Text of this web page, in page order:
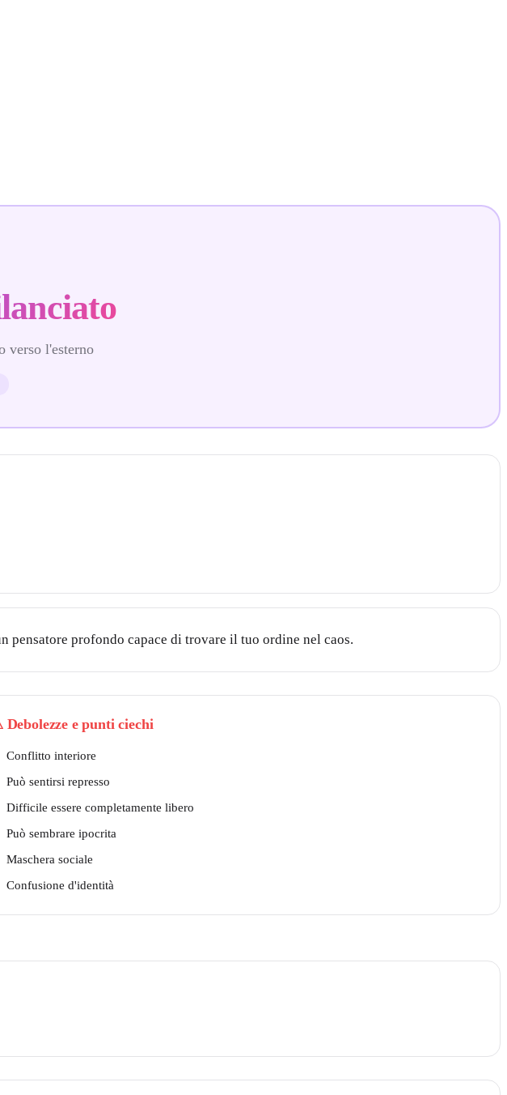
verso l'esterno
pensatore profondo capace di trovare il tuo ordine nel caos.
Debolezze e punti ciechi
Conflitto interiore
Può sentirsi represso
Difficile essere completamente libero
Può sembrare ipocrita
Maschera sociale
Confusione d'identità